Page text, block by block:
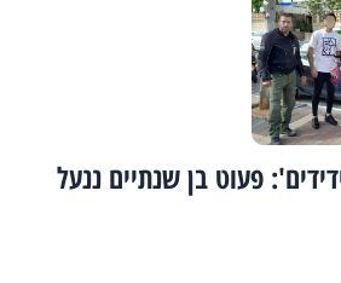
פעוט בן שנתיים ננעל